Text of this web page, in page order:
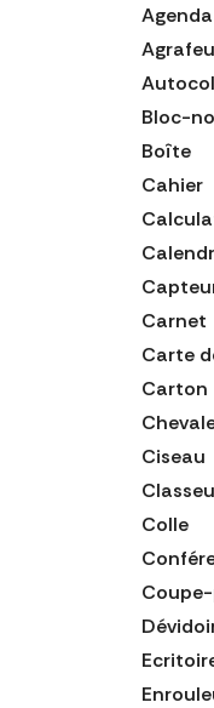
Agenda
Bloc-
Boîte
Cahier
Carnet
Carte
Carton
Ciseau
Colle